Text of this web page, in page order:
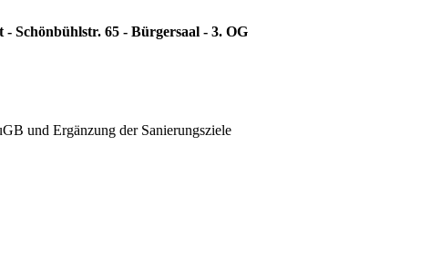
Schönbühlstr. 65 - Bürgersaal - 3. OG
und Ergänzung der Sanierungsziele